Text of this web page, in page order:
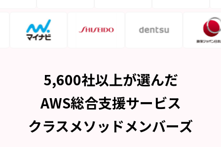
5,600社以上が選んだ
AWS総合支援サービス
クラスメソッドメンバーズ